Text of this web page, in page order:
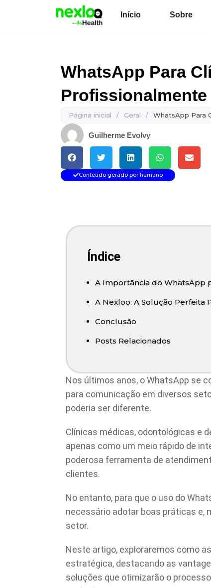
Início Sobre
WhatsApp Para
Profissionalmente
Página inicial / Geral / WhatsApp Para
Guilherme Evolvy
Conteúdo gerado por humano
Índice
A Importância do WhatsApp
A Nexloo: A Solução Perfeita
Conclusão
Posts Relacionados
Nos últimos anos, o WhatsApp se
para comunicação em diversos
poderia ser diferente.
Clínicas médicas, odontológicas e
apenas como um meio rápido de
poderosa ferramenta de
clientes.
No entanto, para que o uso do
necessário adotar boas práticas e,
setor.
Neste artigo, exploraremos como
estratégica, destacando as
soluções que otimizarão o